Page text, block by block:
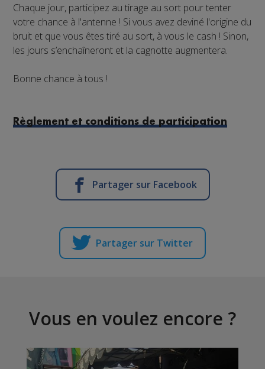
Chaque jour, participez au tirage au sort pour tenter
votre chance à l'antenne ! Si vous avez deviné l'origine du
bruit et que vous êtes tiré au sort, à vous le cash ! Sinon,
les jours s’enchaîneront et la cagnotte augmentera.
Bonne chance à tous !
Règlement et conditions de participation
Partager sur Facebook
Partager sur Twitter
Vous en voulez encore ?